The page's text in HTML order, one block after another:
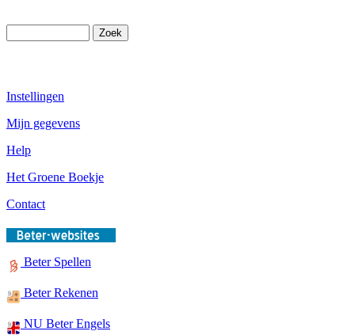
Instellingen
Mijn gegevens
Help
Het Groene Boekje
Contact
Beter Spellen
Beter Rekenen
NU Beter Engels